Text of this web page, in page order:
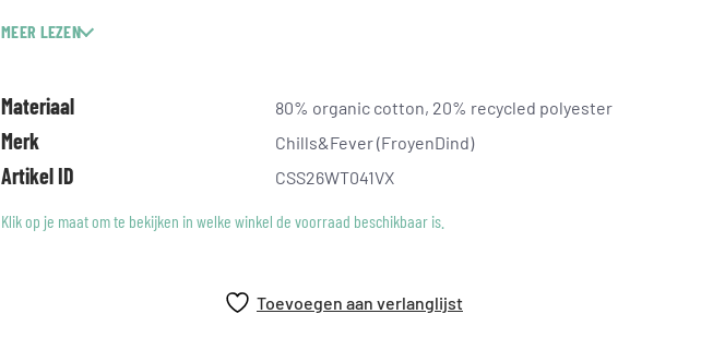
MEER LEZEN
Materiaal 80% organic cotton, 20% recycled polyester
Merk Chills&Fever (FroyenDind)
Artikel ID CSS26WT041VX
Klik op je maat om te bekijken in welke winkel de voorraad beschikbaar is.
Toevoegen aan verlanglijst